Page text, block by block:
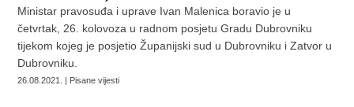
Ministar pravosuđa i uprave Ivan Malenica boravio je u
četvrtak, 26. kolovoza u radnom posjetu Gradu Dubrovniku
tijekom kojeg je posjetio Županijski sud u Dubrovniku i Zatvor u
Dubrovniku.
26.08.2021. | Pisane vijesti